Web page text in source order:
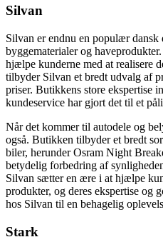
Silvan
Silvan er endnu en populær dansk
byggematerialer og
hjælpe kunderne med at realisere
tilbyder Silvan et bredt udvalg af
priser. Butikkens store ekspertise
kundeservice har gjort det til et
Når det kommer til autodele og
også. Butikken tilbyder et bredt
biler, herunder Osram Night
betydelig forbedring af
Silvan sætter en ære i at hjælpe
produkter, og deres ekspertise og
hos Silvan til en behagelig
Stark